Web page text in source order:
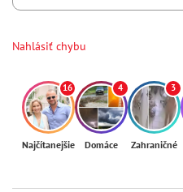
Nahlásiť chybu
16
Najčítanejšie
4
Domáce
3
Zahraničné